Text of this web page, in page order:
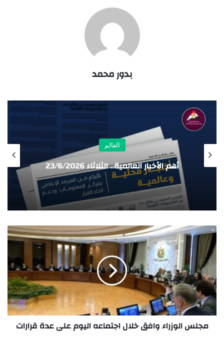
بدور محمد
الأخبار العالمية.. الثلاثاء 23/6/2026
مجلس الوزراء وافق خلال اجتماعه اليوم على عدة قرارات